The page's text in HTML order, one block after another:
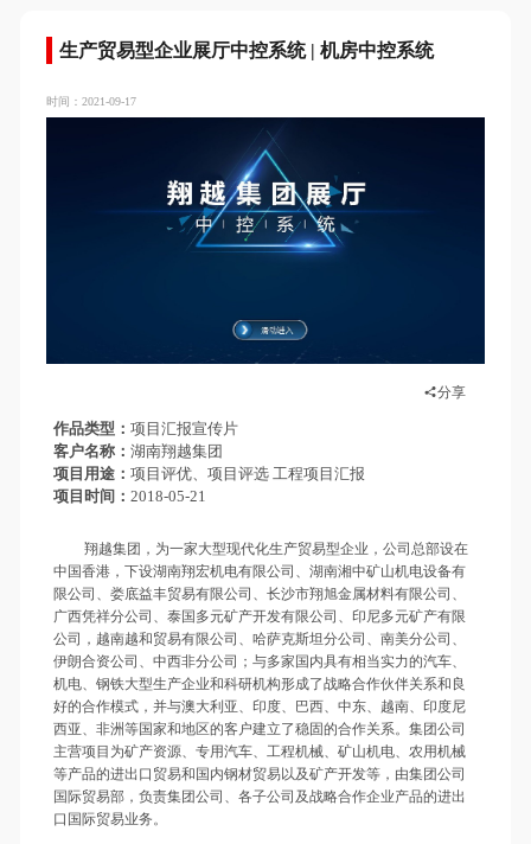
生产贸易型企业展厅中控系统 | 机房中控系统
时间：2021-09-17
分享
作品类型
项目汇报宣传片
客户名称
湖南翔越集团
项目用途
项目评优、项目评选 工程项目汇报
项目时间
2018-05-21
翔越集团，为一家大型现代化生产贸易型企业，公司总部设在
中国香港，下设湖南翔宏机电有限公司、湖南湘中矿山机电设备有
限公司、娄底益丰贸易有限公司、长沙市翔旭金属材料有限公司、
广西凭祥分公司、泰国多元矿产开发有限公司、印尼多元矿产有限
公司，越南越和贸易有限公司、哈萨克斯坦分公司、南美分公司、
伊朗合资公司、中西非分公司；与多家国内具有相当实力的汽车、
机电、钢铁大型生产企业和科研机构形成了战略合作伙伴关系和良
好的合作模式，并与澳大利亚、印度、巴西、中东、越南、印度尼
西亚、非洲等国家和地区的客户建立了稳固的合作关系。集团公司
主营项目为矿产资源、专用汽车、工程机械、矿山机电、农用机械
等产品的进出口贸易和国内钢材贸易以及矿产开发等，由集团公司
国际贸易部，负责集团公司、各子公司及战略合作企业产品的进出
口国际贸易业务。